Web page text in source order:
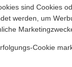
sind Cookies
werden, um
Cookie